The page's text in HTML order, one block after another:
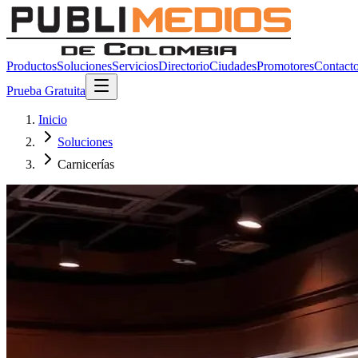
ProductosSolucionesServiciosDirectorioCiudadesPromotores
Prueba Gratuita
Inicio
Soluciones
Carnicerías